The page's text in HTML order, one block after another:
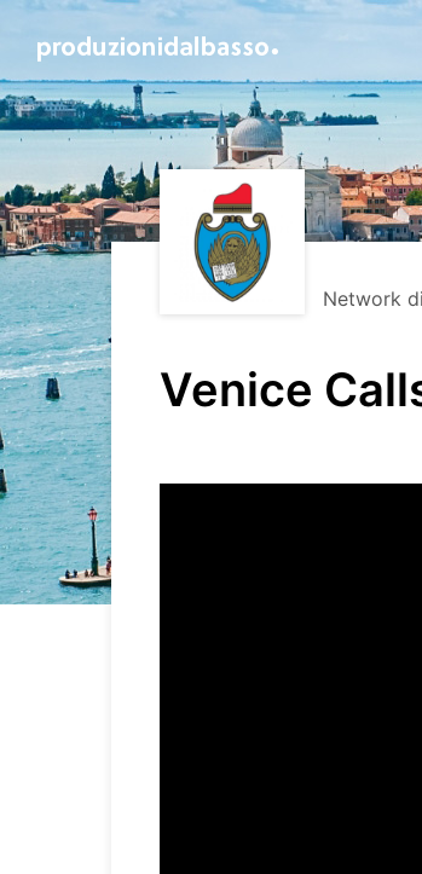
Network di
Venice